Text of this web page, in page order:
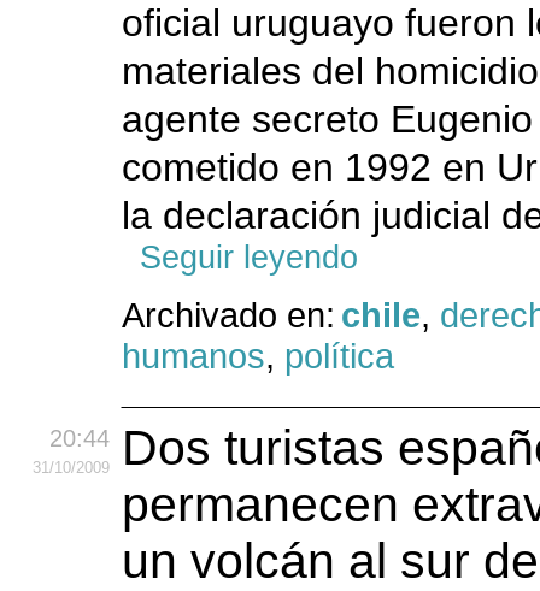
oficial uruguayo fueron
materiales del
agente secreto
cometido en 1992 en
la declaración judicial
Seguir leyendo
Archivado en: chile,
humanos, política
20:44
31/10/2009
Dos turistas
permanecen
un volcán al sur